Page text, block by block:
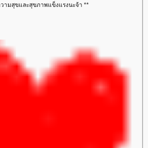
ามสุขและสุขภาพแข็งแรงนะจ้า **